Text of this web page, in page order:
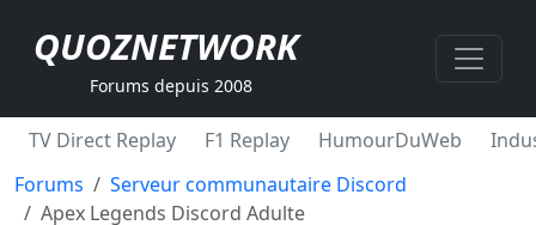
QUOZNETWORK
Forums depuis 2008
TV Direct Replay F1 Replay HumourDuWeb
Forums
Serveur communautaire Discord
Apex Legends Discord Adulte